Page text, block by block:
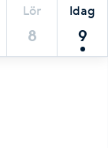
Lör
8
Idag
9